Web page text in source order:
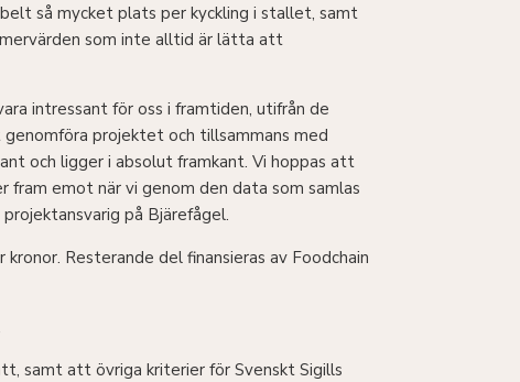
så mycket plats per kyckling i stallet, samt
som inte alltid är lätta att
intressant för oss i framtiden, utifrån de
projektet och tillsammans med
och ligger i absolut framkant. Vi hoppas att
emot när vi genom den data som samlas
på Bjärefågel.
Resterande del finansieras av Foodchain
samt att övriga kriterier för Svenskt Sigills